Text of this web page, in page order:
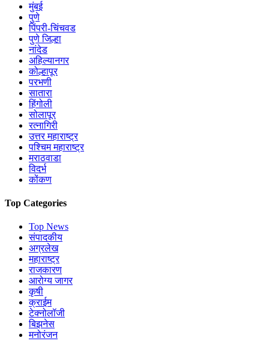
मुंबई
पुणे
पिंपरी-चिंचवड
पुणे जिल्हा
नांदेड
अहिल्यानगर
कोल्हापूर
परभणी
सातारा
हिंगोली
सोलापूर
रत्नागिरी
उत्तर महाराष्ट्र
पश्चिम महाराष्ट्र
मराठवाडा
विदर्भ
कोंकण
Top Categories
Top News
संपादकीय
अग्रलेख
महाराष्ट्र
राजकारण
आरोग्य जागर
कृषी
क्राईम
टेक्नोलॉजी
बिझनेस
मनोरंजन